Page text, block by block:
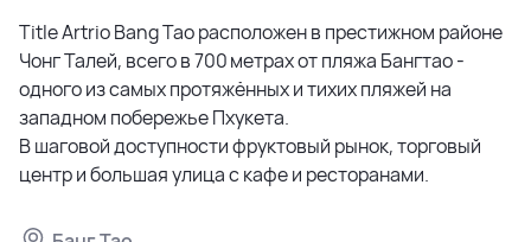
Title Artrio Bang Tao расположен в престижном районе
Чонг Талей, всего в 700 метрах от пляжа Бангтао -
одного из самых протяжённых и тихих пляжей на
западном побережье Пхукета.
В шаговой доступности фруктовый рынок, торговый
центр и большая улица с кафе и ресторанами.